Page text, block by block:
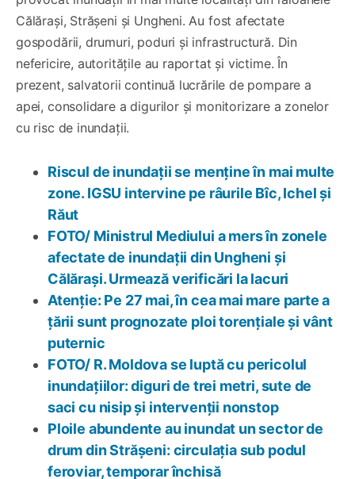
Călărași, Strășeni și Ungheni. Au fost afectate
gospodării, drumuri, poduri și infrastructură. Din
nefericire, autoritățile au raportat și victime. În
prezent, salvatorii continuă lucrările de pompare a
apei, consolidare a digurilor și monitorizare a zonelor
cu risc de inundații.
Riscul de inundații se menține în mai multe
zone. IGSU intervine pe râurile Bîc, Ichel și
Răut
FOTO/ Ministrul Mediului a mers în zonele
afectate de inundații din Ungheni și
Călărași. Urmează verificări la lacuri
Atenție: Pe 27 mai, în cea mai mare parte a
țării sunt prognozate ploi torențiale și vânt
puternic
FOTO/ R. Moldova se luptă cu pericolul
inundațiilor: diguri de trei metri, sute de
saci cu nisip și intervenții nonstop
Ploile abundente au inundat un sector de
drum din Strășeni: circulația sub podul
feroviar, temporar închisă